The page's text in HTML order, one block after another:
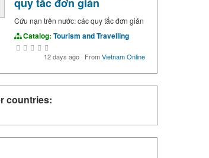
quy tắc đơn giản
Cứu nạn trên nước: các quy tắc đơn giản
Catalog: Tourism and Travelling
12 days ago · FromVietnam Online
countries: